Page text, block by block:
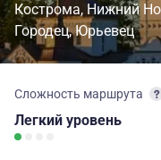
Кострома Нижний
Городец Юрьевец
Сложность маршрута
Легкий уровень